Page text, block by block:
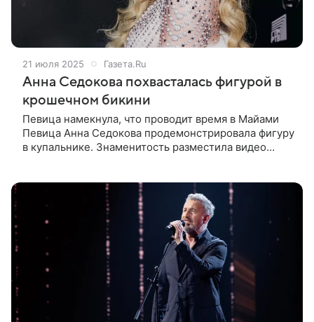
21 июля 2025 Газета.Ru
Анна Седокова похвасталась фигурой в
крошечном бикини
Певица намекнула, что проводит время в Майами
Певица Анна Седокова продемонстрировала фигуру
в купальнике. Знаменитость разместила видео